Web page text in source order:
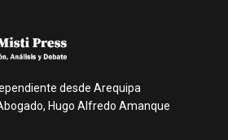
desde Arequipa
Hugo Alfredo Amanque